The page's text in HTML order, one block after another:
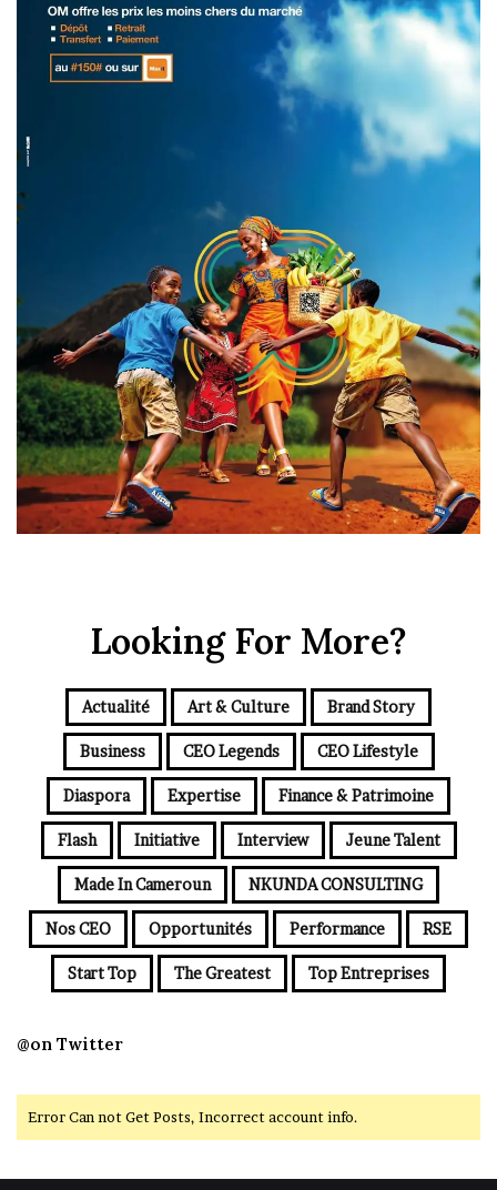
Looking For More?
Actualité Art & Culture Brand Story
Business CEO Legends CEO Lifestyle
Diaspora Expertise Finance & Patrimoine
Flash Initiative Interview Jeune Talent
Made In Cameroun NKUNDA CONSULTING
Nos CEO Opportunités Performance RSE
Start Top The Greatest Top Entreprises
@on Twitter
Error Can not Get Posts, Incorrect account info.